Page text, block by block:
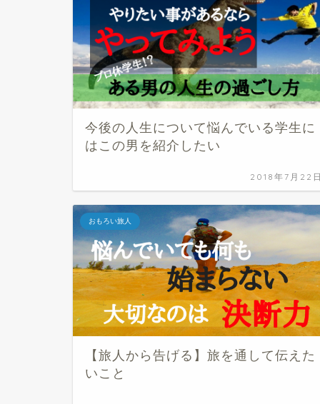
今後の人生について悩んでいる学生に
はこの男を紹介したい
2018年7月22日
おもろい旅人
【旅人から告げる】旅を通して伝えた
いこと